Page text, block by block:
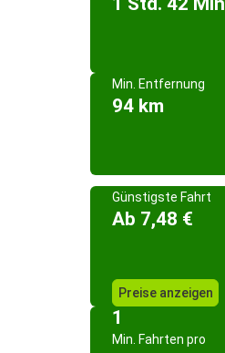
Min. Entfernung
94 km
Günstigste Fahrt
Ab 7,48 €
Preise anzeigen
1
Min. Fahrten pro